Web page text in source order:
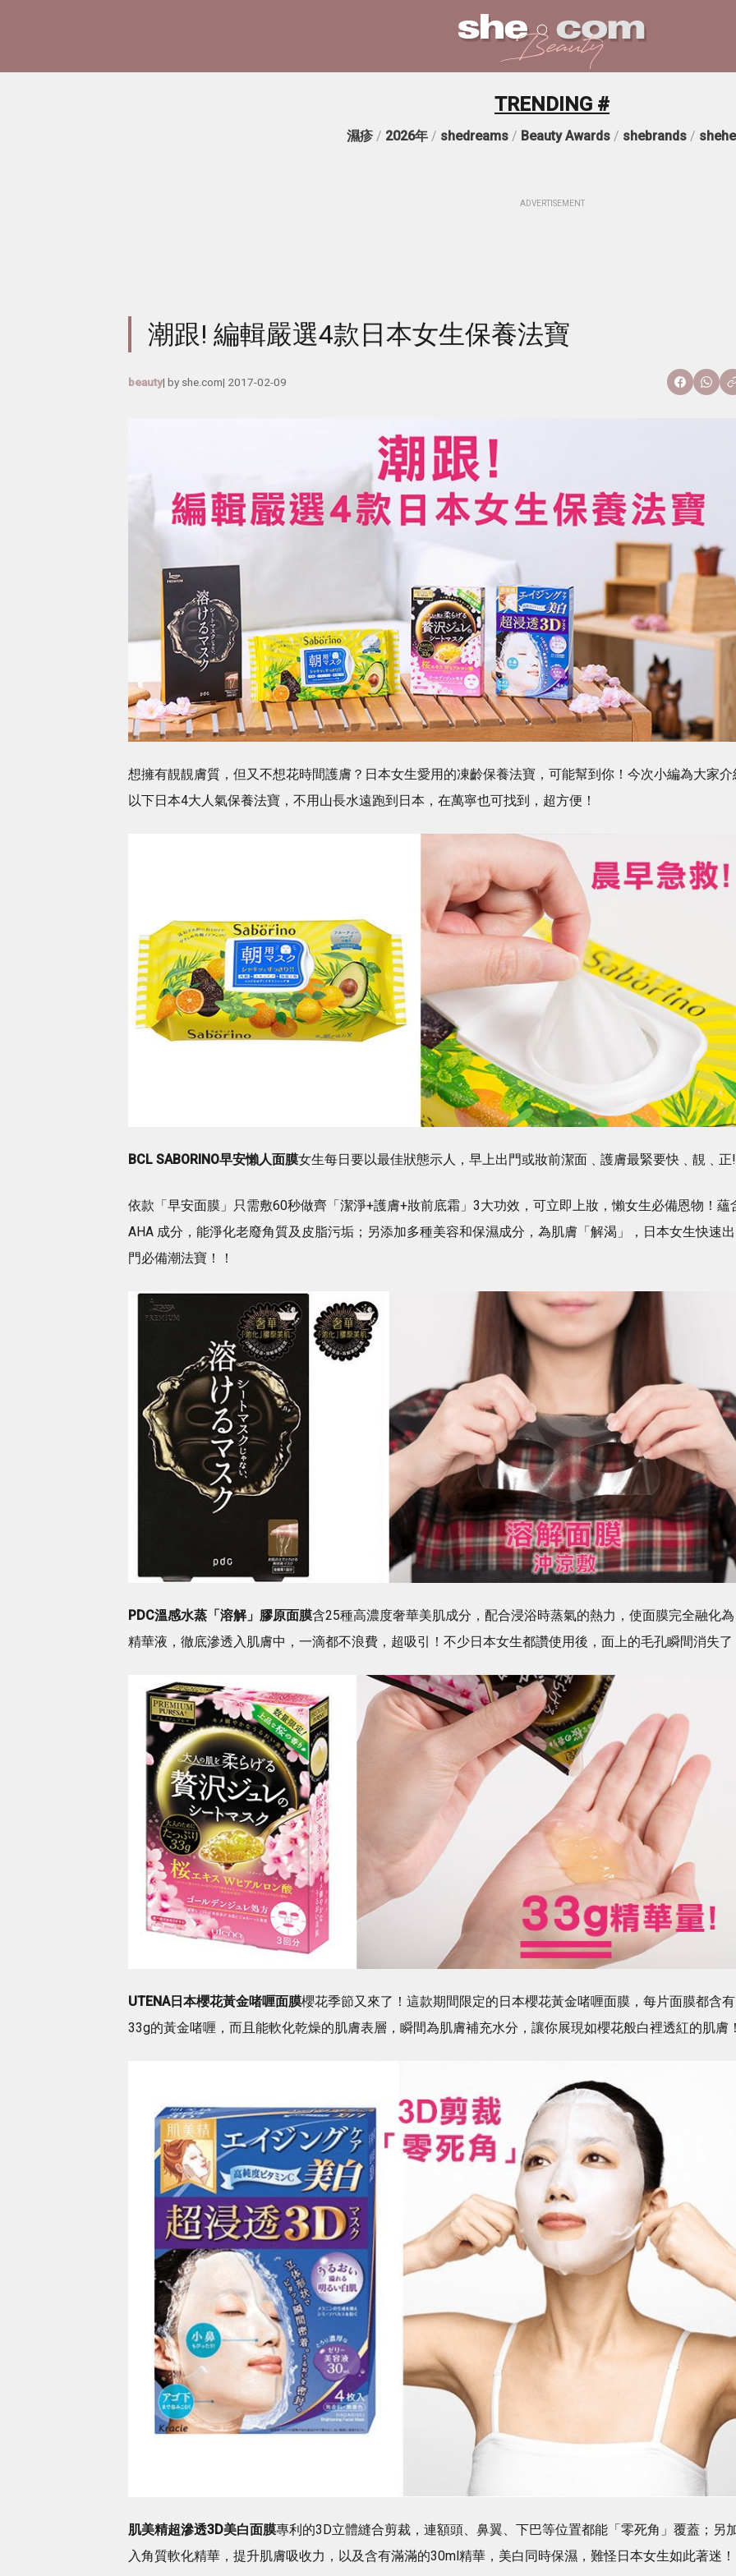
TRENDING #
濕疹/ 2026年/ shedreams/ Beauty Awards/ shebrands/
ADVERTISEMENT
潮跟! 編輯嚴選4款日本女生保養法寶
beauty| by she.com| 2017-02-09
想擁有靚靚膚質，但又不想花時間護膚？日本女生愛用的凍齡保養法寶，可能幫到你！今次小編為大家介
以下日本4大人氣保養法寶，不用山長水遠跑到日本，在萬寧也可找到，超方便！
BCL SABORINO早安懶人面膜女生每日要以最佳狀態示人，早上出門或妝前潔面﹑護膚最緊要快﹑靚﹑正!
依款「早安面膜」只需敷60秒做齊「潔淨+護膚+妝前底霜」3大功效，可立即上妝，懶女生必備恩物！蘊
AHA 成分，能淨化老廢角質及皮脂污垢；另添加多種美容和保濕成分，為肌膚「解渴」，日本女生快速出
門必備潮法寶！！
PDC溫感水蒸「溶解」膠原面膜含25種高濃度奢華美肌成分，配合浸浴時蒸氣的熱力，使面膜完全融化為
精華液，徹底滲透入肌膚中，一滴都不浪費，超吸引！不少日本女生都讚使用後，面上的毛孔瞬間消失了
UTENA日本櫻花黃金啫喱面膜櫻花季節又來了！這款期間限定的日本櫻花黃金啫喱面膜，每片面膜都含有
33g的黃金啫喱，而且能軟化乾燥的肌膚表層，瞬間為肌膚補充水分，讓你展現如櫻花般白裡透紅的肌膚
肌美精超滲透3D美白面膜專利的3D立體縫合剪裁，連額頭、鼻翼、下巴等位置都能「零死角」覆蓋；另
入角質軟化精華，提升肌膚吸收力，以及含有滿滿的30ml精華，美白同時保濕，難怪日本女生如此著迷！